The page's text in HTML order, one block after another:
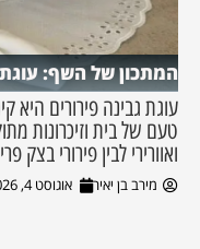
המתכון של השף: עוגת
עוגת גבינה פירורים היא
טעם של בית וזיכרונות
ואוורירי לבין פירורי
מירב בן יאיר אוגוסט 4, 2026